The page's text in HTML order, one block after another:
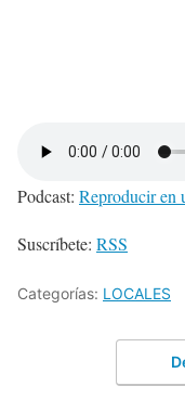
Podcast: Reproducir en
Suscríbete: RSS
Categorías: LOCALES